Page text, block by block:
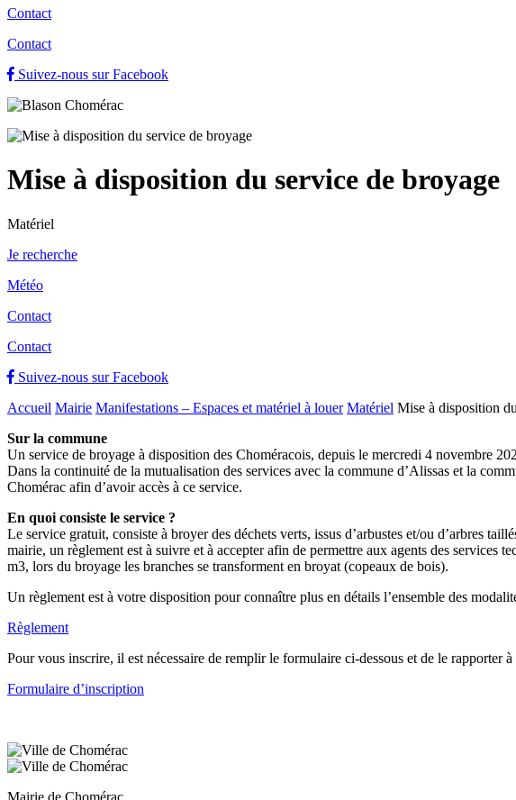
Contact
Contact
Suivez-nous sur Facebook
Mise à disposition du service de broyage
Matériel
Je recherche
Météo
Contact
Contact
Suivez-nous sur Facebook
Accueil Mairie Manifestations – Espaces et matériel à louer Matériel Mise à disposition
Sur la commune
Un service de broyage à disposition des Choméracois, depuis le mercredi 4 novembre
Dans la continuité de la mutualisation des services avec la commune d’Alissas et la
Chomérac afin d’avoir accès à ce service.
En quoi consiste le service ?
Le service gratuit, consiste à broyer des déchets verts, issus d’arbustes et/ou d’arbres
mairie, un règlement est à suivre et à accepter afin de permettre aux agents des
m3, lors du broyage les branches se transforment en broyat (copeaux de bois).
Un règlement est à votre disposition pour connaître plus en détails l’ensemble des
Règlement
Pour vous inscrire, il est nécessaire de remplir le formulaire ci-dessous et de le rapporter
Formulaire d’inscription
Mairie de Chomérac